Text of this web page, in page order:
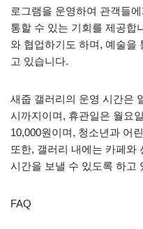
로그램을 운영하여 관객들
통할 수 있는 기회를 제공합
와 협업하기도 하며, 예술을
고 있습니다.
새줍 갤러리의 운영 시간은
시까지이며, 휴관일은 월요
10,000원이며, 청소년과 어
또한, 갤러리 내에는 카페와
시간을 보낼 수 있도록 하고
FAQ